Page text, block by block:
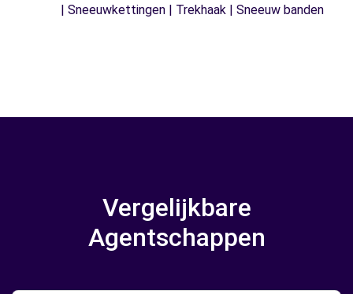
| Sneeuwkettingen | Trekhaak | Sneeuw banden
Vergelijkbare
Agentschappen